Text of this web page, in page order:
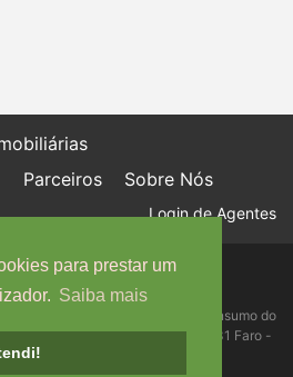
para prestar um
Saiba mais
Parceiros
Sobre Nós
Login de Agentes
e Arbitragem de Conflitos de Consumo do
Estrada da Penha, 8005-131 Faro -
135 cimaal@mail.telepac.pt